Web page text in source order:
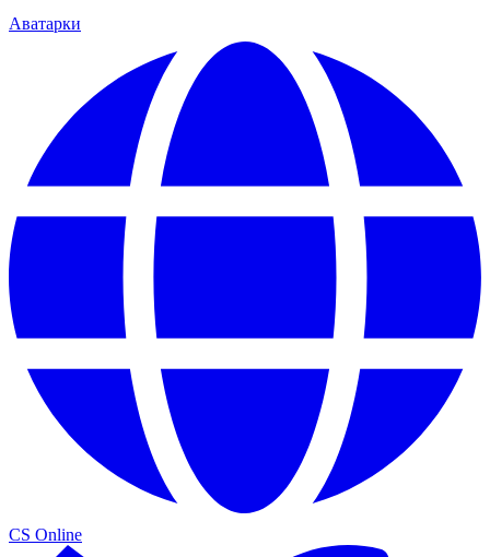
Аватарки
CS Online